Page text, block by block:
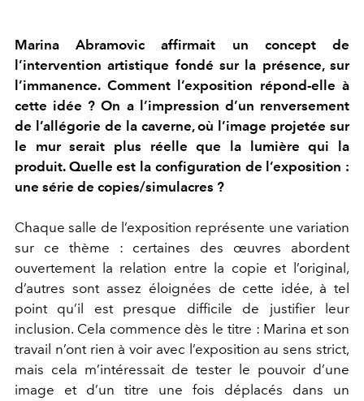
Marina Abramovic affirmait un concept de
l’intervention artistique fondé sur la présence, sur
l’immanence. Comment l’exposition répond-elle à
cette idée ? On a l’impression d’un renversement
de l’allégorie de la caverne, où l’image projetée sur
le mur serait plus réelle que la lumière qui la
produit. Quelle est la configuration de l’exposition :
une série de copies/simulacres ?
Chaque salle de l’exposition représente une variation
sur ce thème : certaines des œuvres abordent
ouvertement la relation entre la copie et l’original,
d’autres sont assez éloignées de cette idée, à tel
point qu’il est presque difficile de justifier leur
inclusion. Cela commence dès le titre : Marina et son
travail n’ont rien à voir avec l’exposition au sens strict,
mais cela m’intéressait de tester le pouvoir d’une
image et d’un titre une fois déplacés dans un